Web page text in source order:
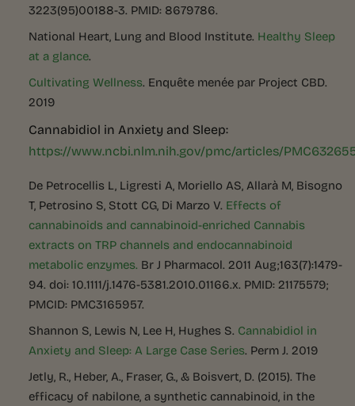
3223(95)00188-3. PMID: 8679786.
National Heart, Lung and Blood Institute. Healthy Sleep
at a glance.
Cultivating Wellness. Enquête menée par Project CBD.
2019
Cannabidiol in Anxiety and Sleep:
https://www.ncbi.nlm.nih.gov/pmc/articles/
De Petrocellis L, Ligresti A, Moriello AS, Allarà M, Bisogno
T, Petrosino S, Stott CG, Di Marzo V. Effects of
cannabinoids and cannabinoid-enriched Cannabis
extracts on TRP channels and endocannabinoid
metabolic enzymes. Br J Pharmacol. 2011 Aug;163(7):1479-
94. doi: 10.1111/j.1476-5381.2010.01166.x. PMID: 21175579;
PMCID: PMC3165957.
Shannon S, Lewis N, Lee H, Hughes S. Cannabidiol in
Anxiety and Sleep: A Large Case Series. Perm J. 2019
Jetly, R., Heber, A., Fraser, G., & Boisvert, D. (2015). The
efficacy of nabilone, a synthetic cannabinoid, in the